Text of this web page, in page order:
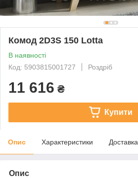
Комод 2D3S 150 Lotta
В наявності
Код: 5903815001727
Роздріб
11 616 ₴
Купити
Опис Характеристики Доставка
Опис